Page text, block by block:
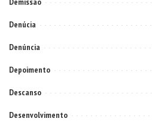
Denúcia
Denúncia
Depoimento
Descanso
Desenvolvimento